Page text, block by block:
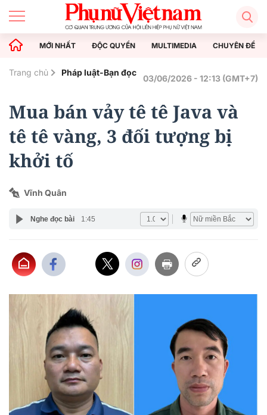
MỚI NHẤT ĐỘC QUYỀN MULTIMEDIA CHUYÊN ĐỀ
Trang chủ Pháp luật-Bạn đọc
03/06/2026 - 12:13 (GMT+7)
Mua bán vảy tê tê Java và
tê tê vàng, 3 đối tượng bị
khởi tố
Vĩnh Quân
Nghe đọc bài 1:45